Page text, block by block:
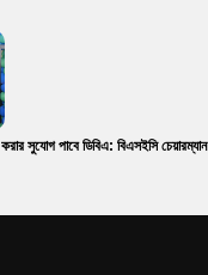
সুযোগ পাবে ডিবিএ: বিএসইসি চেয়ারম্যান